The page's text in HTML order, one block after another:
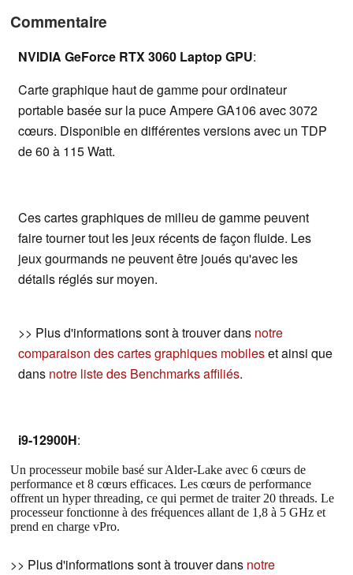
Commentaire
NVIDIA GeForce RTX 3060 Laptop GPU:
Carte graphique haut de gamme pour ordinateur
portable basée sur la puce Ampere GA106 avec 3072
cœurs. Disponible en différentes versions avec un TDP
de 60 à 115 Watt.
Ces cartes graphiques de milieu de gamme peuvent
faire tourner tout les jeux récents de façon fluide. Les
jeux gourmands ne peuvent être joués qu'avec les
détails réglés sur moyen.
>> Plus d'informations sont à trouver dans notre
comparaison des cartes graphiques mobileset ainsi que
dans notre liste des Benchmarks affiliés.
i9-12900H:
Un processeur mobile basé sur Alder-Lake avec 6 cœurs de
performance et 8 cœurs efficaces. Les cœurs de performance
offrent un hyper threading, ce qui permet de traiter 20 threads. Le
processeur fonctionne à des fréquences allant de 1,8 à 5 GHz et
prend en charge vPro.
>> Plus d'informations sont à trouver dans notre